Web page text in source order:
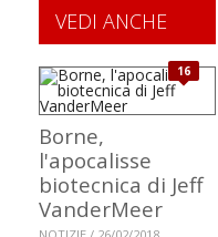
VEDI ANCHE
16
Borne,
l'apocalisse
biotecnica di Jeff
VanderMeer